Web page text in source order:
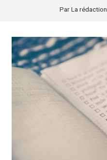
ParLa rédaction